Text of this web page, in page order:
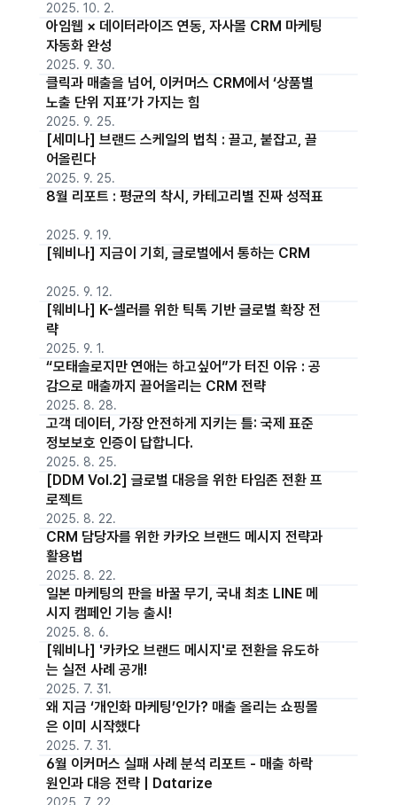
2025. 10. 2.
아임웹 × 데이터라이즈 연동, 자사몰 CRM 마케팅
자동화 완성
2025. 9. 30.
클릭과 매출을 넘어, 이커머스 CRM에서 ‘상품별
노출 단위 지표’가 가지는 힘
2025. 9. 25.
[세미나] 브랜드 스케일의 법칙 : 끌고, 붙잡고, 끌
어올린다
2025. 9. 25.
8월 리포트 : 평균의 착시, 카테고리별 진짜 성적표
2025. 9. 19.
[웨비나] 지금이 기회, 글로벌에서 통하는 CRM
2025. 9. 12.
[웨비나] K-셀러를 위한 틱톡 기반 글로벌 확장 전
략
2025. 9. 1.
“모태솔로지만 연애는 하고싶어”가 터진 이유 : 공
감으로 매출까지 끌어올리는 CRM 전략
2025. 8. 28.
고객 데이터, 가장 안전하게 지키는 틀: 국제 표준
정보보호 인증이 답합니다.
2025. 8. 25.
[DDM Vol.2] 글로벌 대응을 위한 타임존 전환 프
로젝트
2025. 8. 22.
CRM 담당자를 위한 카카오 브랜드 메시지 전략과
활용법
2025. 8. 22.
일본 마케팅의 판을 바꿀 무기, 국내 최초 LINE 메
시지 캠페인 기능 출시!
2025. 8. 6.
[웨비나] '카카오 브랜드 메시지'로 전환을 유도하
는 실전 사례 공개!
2025. 7. 31.
왜 지금 ‘개인화 마케팅’인가? 매출 올리는 쇼핑몰
은 이미 시작했다
2025. 7. 31.
6월 이커머스 실패 사례 분석 리포트 - 매출 하락
원인과 대응 전략 | Datarize